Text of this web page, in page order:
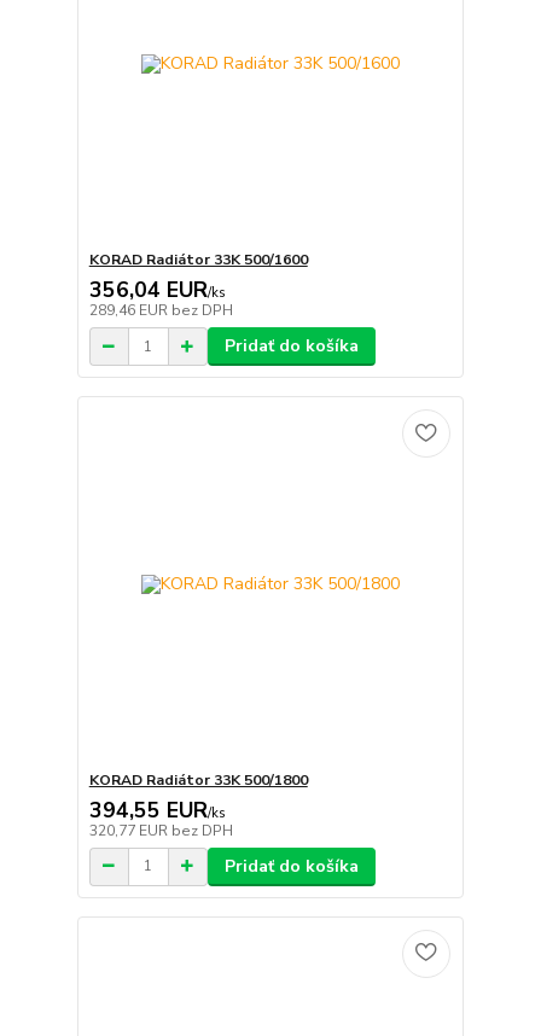
KORAD Radiátor 33K 500/1600
356,04 EUR/ks
289,46 EUR bez DPH
Pridať do košíka
KORAD Radiátor 33K 500/1800
394,55 EUR/ks
320,77 EUR bez DPH
Pridať do košíka